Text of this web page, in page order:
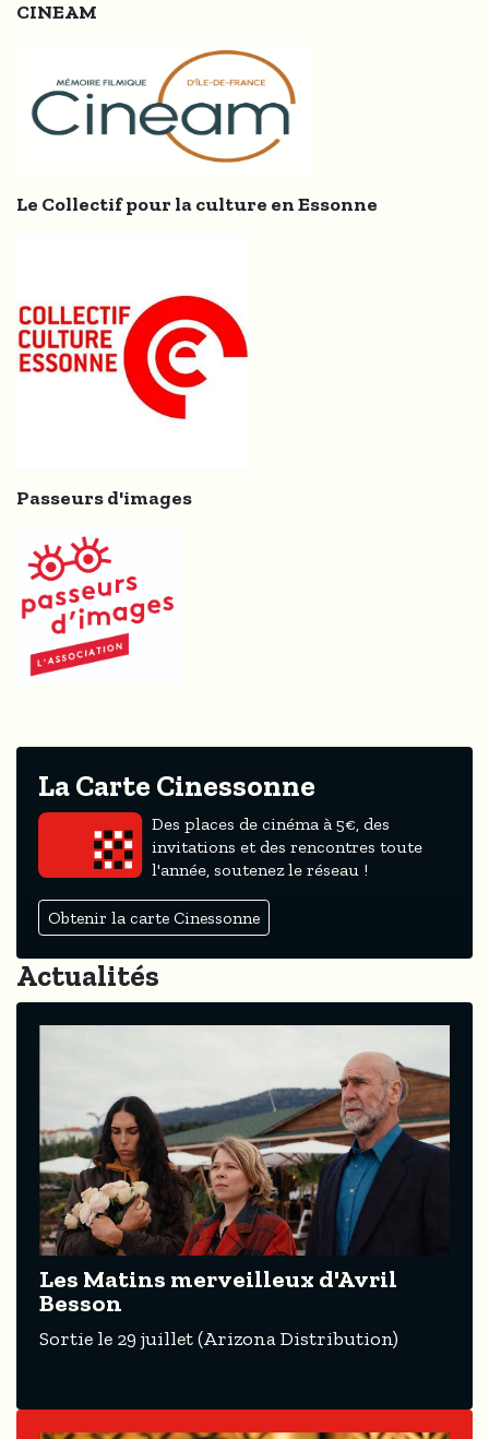
CINEAM
Le Collectif pour la culture en Essonne
Passeurs d'images
La Carte Cinessonne
Des places de cinéma à 5€, des
invitations et des rencontres toute
l'année, soutenez le réseau !
Obtenir la carte Cinessonne
Actualités
Les Matins merveilleux d'Avril
Besson
Sortie le 29 juillet (Arizona Distribution)